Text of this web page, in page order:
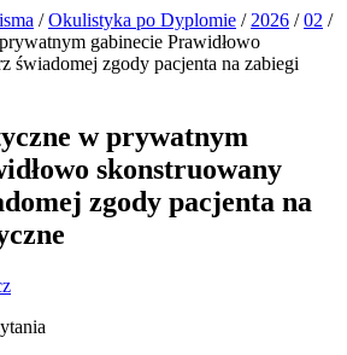
/Okulistyka po Dyplomie / 2026 /02 /
gabinecie Prawidłowo
świadomej zgody pacjenta na zabiegi
w prywatnym
skonstruowany
zgody pacjenta na